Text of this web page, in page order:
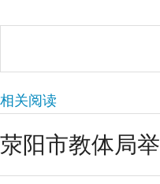
相关阅读
荥阳市教体局